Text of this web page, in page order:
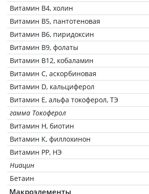
Витамин В4, холин
Витамин В5, пантотеновая
Витамин В6, пиридоксин
Витамин В9, фолаты
Витамин В12, кобаламин
Витамин C, аскорбиновая
Витамин D, кальциферол
Витамин Е, альфа токоферол, ТЭ
гамма Токоферол
Витамин Н, биотин
Витамин К, филлохинон
Витамин РР, НЭ
Ниацин
Бетаин
Макроэлементы